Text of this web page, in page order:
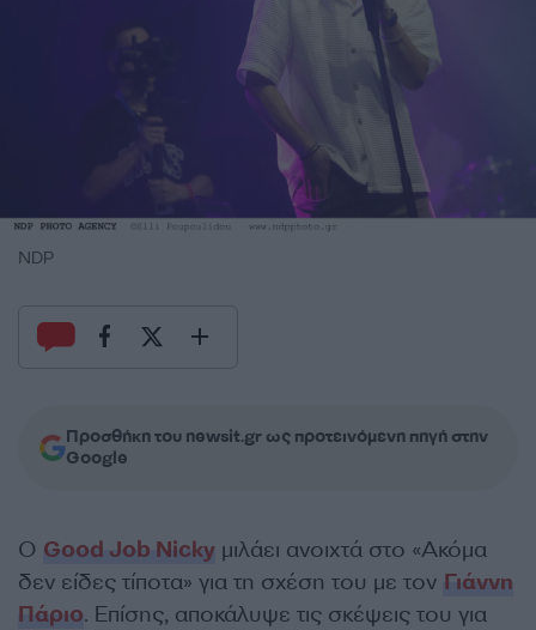
NDP
Προσθήκη του newsit.gr ως προτεινόμενη πηγή στην
Google
Ο Good Job Nicky μιλάει ανοιχτά στο «Ακόμα
δεν είδες τίποτα» για τη σχέση του με τον Γιάννη
Πάριο. Επίσης, αποκάλυψε τις σκέψεις του για